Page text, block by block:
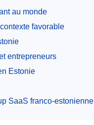
au monde
favorable
entrepreneurs
Estonie
SaaS franco-estonienne